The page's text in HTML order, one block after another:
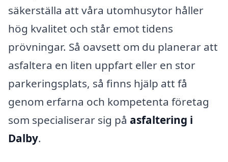
säkerställa att våra utomhusytor håller
hög kvalitet och står emot tidens
prövningar. Så oavsett om du planerar att
asfaltera en liten uppfart eller en stor
parkeringsplats, så finns hjälp att få
genom erfarna och kompetenta företag
som specialiserar sig på asfaltering i
Dalby.